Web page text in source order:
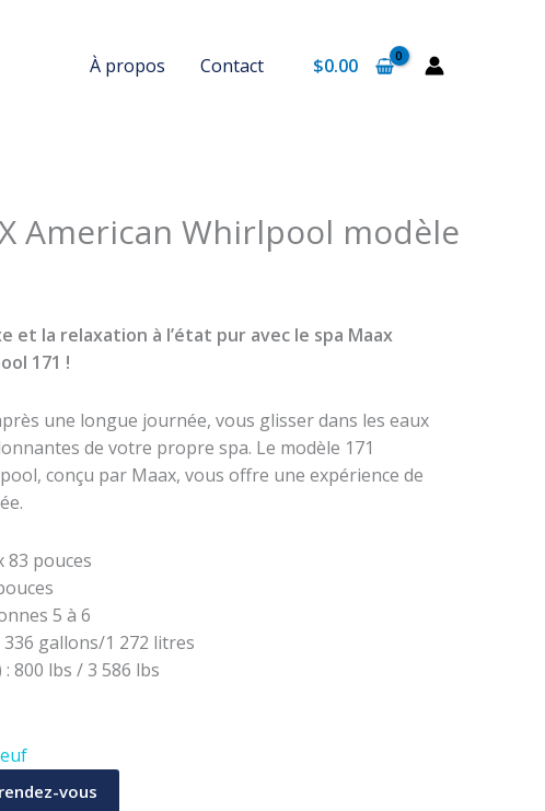
À propos Contact $0.00
American Whirlpool modèle
et la relaxation à l’état pur avec le spa Maax
171 !
une longue journée, vous glisser dans les eaux
de votre propre spa. Le modèle 171
conçu par Maax, vous offre une expérience de
83 pouces
5 à 6
336 gallons/1 272 litres
800 lbs / 3 586 lbs
vous